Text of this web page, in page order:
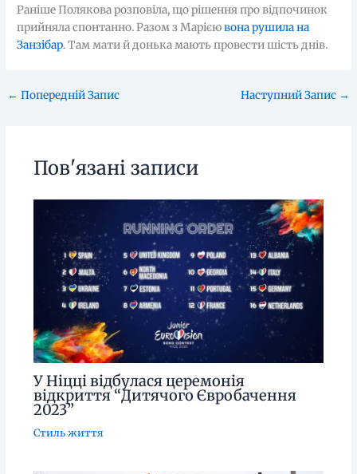
Раніше Полякова розповіла, що рішення про відпочинок
прийняла спонтанно. Разом з Марієювона рушила на
Занзібар. Там мати й донька мають провести шість днів.
← Попередній Запис Наступний Запис →
Пов'язані записи
У Ніцці відбулася церемонія
відкриття “Дитячого Євробачення
2023”
Стиль життя